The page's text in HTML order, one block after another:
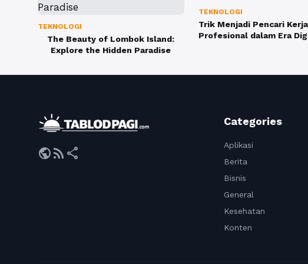
TEKNOLOGI
The Beauty of Lombok Island:
Explore the Hidden Paradise
TEKNOLOGI
Trik Menjadi Pencari Kerja
Profesional dalam Era
publicrss_feed share
Categories
Aplikasi
Berita
Bisnis
General
Kesehatan
Konten